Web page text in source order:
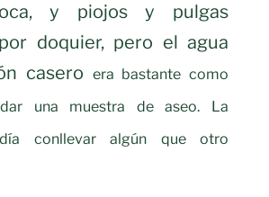
y piojos y pulgas
doquier, pero el agua
casero era bastante como
una muestra de aseo. La
conllevar algún que otro